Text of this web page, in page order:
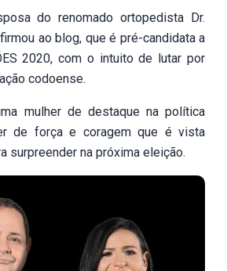
do renomado ortopedista Dr.
ao blog, que é pré-candidata a
2020, com o intuito de lutar por
codoense.
mulher de destaque na política
de força e coragem que é vista
surpreender na próxima eleição.